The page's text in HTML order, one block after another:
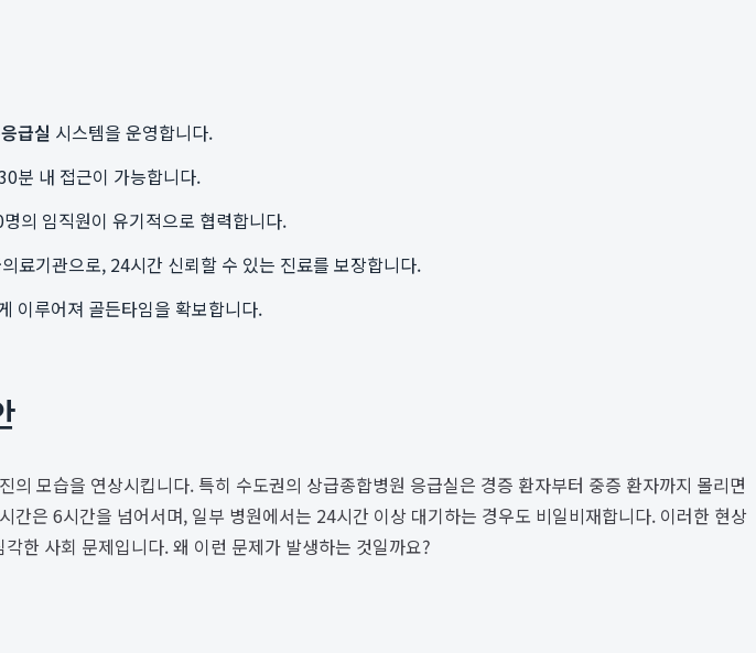
급실 시스템을 운영합니다.
분 내 접근이 가능합니다.
의 임직원이 유기적으로 협력합니다.
료기관으로, 24시간 신뢰할 수 있는 진료를 보장합니다.
이루어져 골든타임을 확보합니다.
모습을 연상시킵니다. 특히 수도권의 상급종합병원 응급실은 경증 환자부터 중증 환자까지 몰리면
은 6시간을 넘어서며, 일부 병원에서는 24시간 이상 대기하는 경우도 비일비재합니다. 이러한 현상
한 사회 문제입니다. 왜 이런 문제가 발생하는 것일까요?